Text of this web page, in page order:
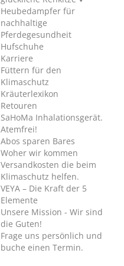
Heubedampfer für
nachhaltige
Pferdegesundheit
Hufschuhe
Karriere
Füttern für den
Klimaschutz
Kräuterlexikon
Retouren
SaHoMa Inhalationsgerät.
Atemfrei!
Abos sparen Bares
Woher wir kommen
Versandkosten die beim
Klimaschutz helfen.
VEYA – Die Kraft der 5
Elemente
Unsere Mission - Wir sind
die Guten!
Frage uns persönlich und
buche einen Termin.